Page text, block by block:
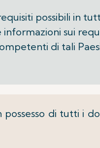
possibili in
sui
di tali
possesso di tutti i